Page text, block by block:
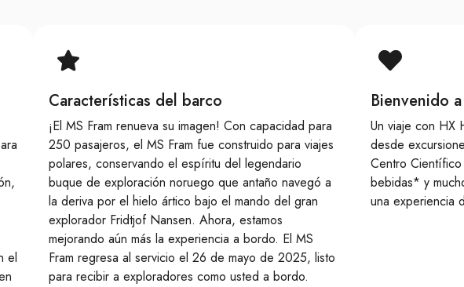
el
Características del barco
¡El MS Fram renueva su imagen! Con capacidad para
250 pasajeros, el MS Fram fue construido para viajes
polares, conservando el espíritu del legendario
buque de exploración noruego que antaño navegó a
la deriva por el hielo ártico bajo el mando del gran
explorador Fridtjof Nansen. Ahora, estamos
mejorando aún más la experiencia a bordo. El MS
Fram regresa al servicio el 26 de mayo de 2025, listo
para recibir a exploradores como usted a bordo.
Bienvenido
Un viaje con HX
desde
Centro
bebidas* y
una experiencia